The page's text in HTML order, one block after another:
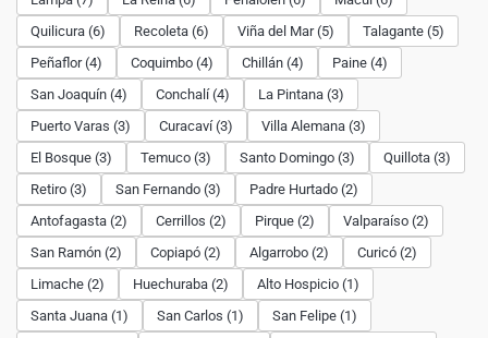
Quilicura (6)
Recoleta (6) Viña del Mar (5)
Talagante (5)
Peñaflor (4)
Coquimbo (4) Chillán (4)
Paine (4)
San Joaquín (4)
Conchalí (4)
La Pintana (3)
Puerto Varas (3)
Curacaví (3)
Villa Alemana (3)
El Bosque (3)
Temuco (3) Santo Domingo (3)
Quillota (3)
Retiro (3)
San Fernando (3)
Padre Hurtado (2)
Antofagasta (2)
Cerrillos (2) Pirque (2)
Valparaíso (2)
San Ramón (2)
Copiapó (2) Algarrobo (2)
Curicó (2)
Limache (2)
Huechuraba (2)
Alto Hospicio (1)
Santa Juana (1)
San Carlos (1)
San Felipe (1)